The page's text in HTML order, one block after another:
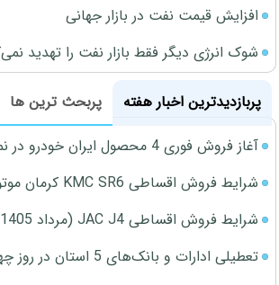
افزایش قیمت نفت در بازار جهانی
شوک انرژی دیگر فقط بازار نفت را تهدید
پربازدیدترین اخبار هفته
پربحث ترین ها
آغاز فروش فوری 4 محصول ایران خودرو در نمایندگی‌ها
شرایط فروش اقساطی KMC SR6 کرمان موتور اعلام شد
شرایط فروش اقساطی JAC J4 (مرداد 1405)
تعطیلی ادارات و بانک‌های 5 استان در روز چهارشنبه